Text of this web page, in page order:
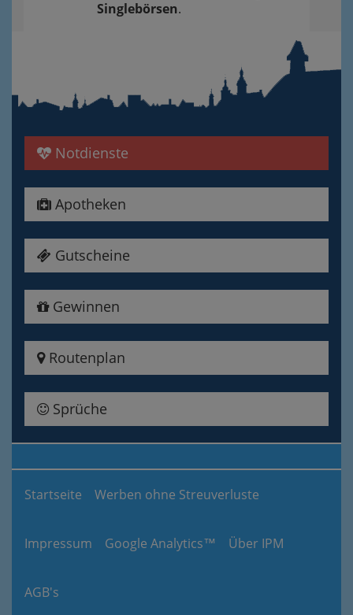
Singlebörsen.
Notdienste
Apotheken
Gutscheine
Gewinnen
Routenplan
Sprüche
Startseite Werben ohne Streuverluste
Impressum Google Analytics™ Über IPM
AGB's